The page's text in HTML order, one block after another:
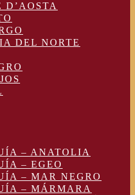
D’AOSTA
DEL NORTE
– ANATOLIA
– EGEO
– MAR NEGRO
– MÁRMARA